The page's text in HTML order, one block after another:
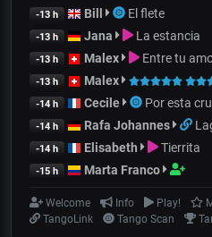
-13 h Bill El flete
-13 h Jana La estancia
-13 h Malex Entre tu
-13 h Malex
-14 h Cecile Por esta
-14 h Rafa Johannes
-14 h Elisabeth Tierrita
-15 h Marta Franco
Welcome Info Play!
TangoLink
Tango Scan